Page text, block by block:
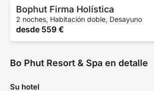
Bophut Firma Holística
2 noches, Habitación doble, Desayuno
desde 559 €
Bo Phut Resort & Spa en detalle
Su hotel